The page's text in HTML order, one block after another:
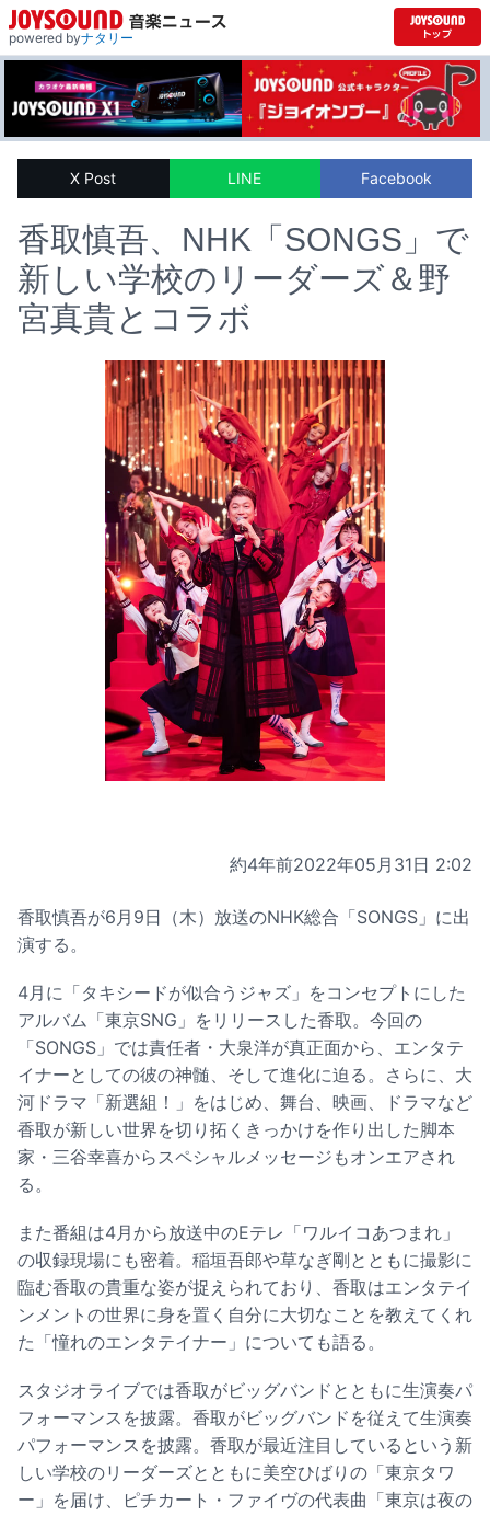
powered byナタリー
X Post LINE Facebook
香取慎吾、NHK「SONGS」で
新しい学校のリーダーズ＆野
宮真貴とコラボ
約4年前2022年05月31日 2:02
香取慎吾が6月9日（木）放送のNHK総合「SONGS」に出
演する。
4月に「タキシードが似合うジャズ」をコンセプトにした
アルバム「東京SNG」をリリースした香取。今回の
「SONGS」では責任者・大泉洋が真正面から、エンタテ
イナーとしての彼の神髄、そして進化に迫る。さらに、大
河ドラマ「新選組！」をはじめ、舞台、映画、ドラマなど
香取が新しい世界を切り拓くきっかけを作り出した脚本
家・三谷幸喜からスペシャルメッセージもオンエアされ
る。
また番組は4月から放送中のEテレ「ワルイコあつまれ」
の収録現場にも密着。稲垣吾郎や草なぎ剛とともに撮影に
臨む香取の貴重な姿が捉えられており、香取はエンタテイ
ンメントの世界に身を置く自分に大切なことを教えてくれ
た「憧れのエンタテイナー」についても語る。
スタジオライブでは香取がビッグバンドとともに生演奏パ
フォーマンスを披露。香取がビッグバンドを従えて生演奏
パフォーマンスを披露。香取が最近注目しているという新
しい学校のリーダーズとともに美空ひばりの「東京タワ
ー」を届け、ピチカート・ファイヴの代表曲「東京は夜の